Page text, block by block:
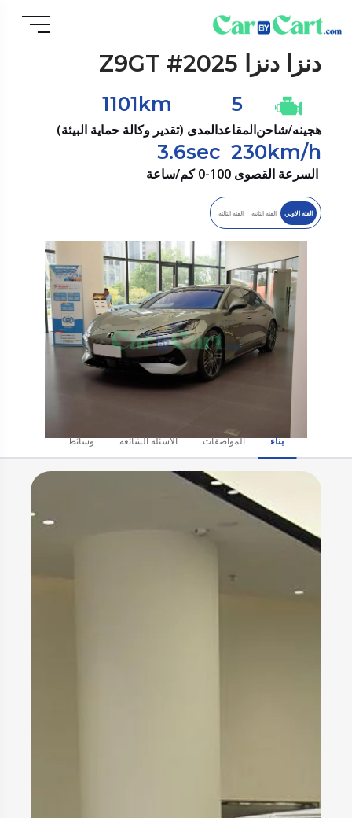
دنزا دنزا Z9GT #2025
هجينه/شاحن
5
المقاعد
1101km
المدى (تقدير وكالة حماية البيئة)
230km/h
السرعة القصوى
3.6sec
0-100 كم/ساعة
الفئة الاولي الفئة الثانية الفئة الثالثة
بناء المواصفات الأسئلة الشائعة وسائط